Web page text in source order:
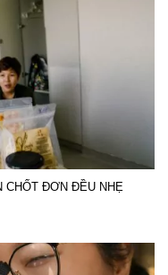
CHỐT ĐƠN ĐỀU NHẸ